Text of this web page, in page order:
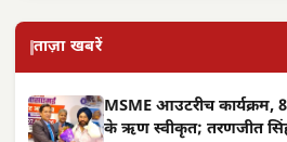
ताज़ा खबरें
MSME आउटरीच कार्यक्रम,
के ऋण स्वीकृत; तरणजीत सिंह